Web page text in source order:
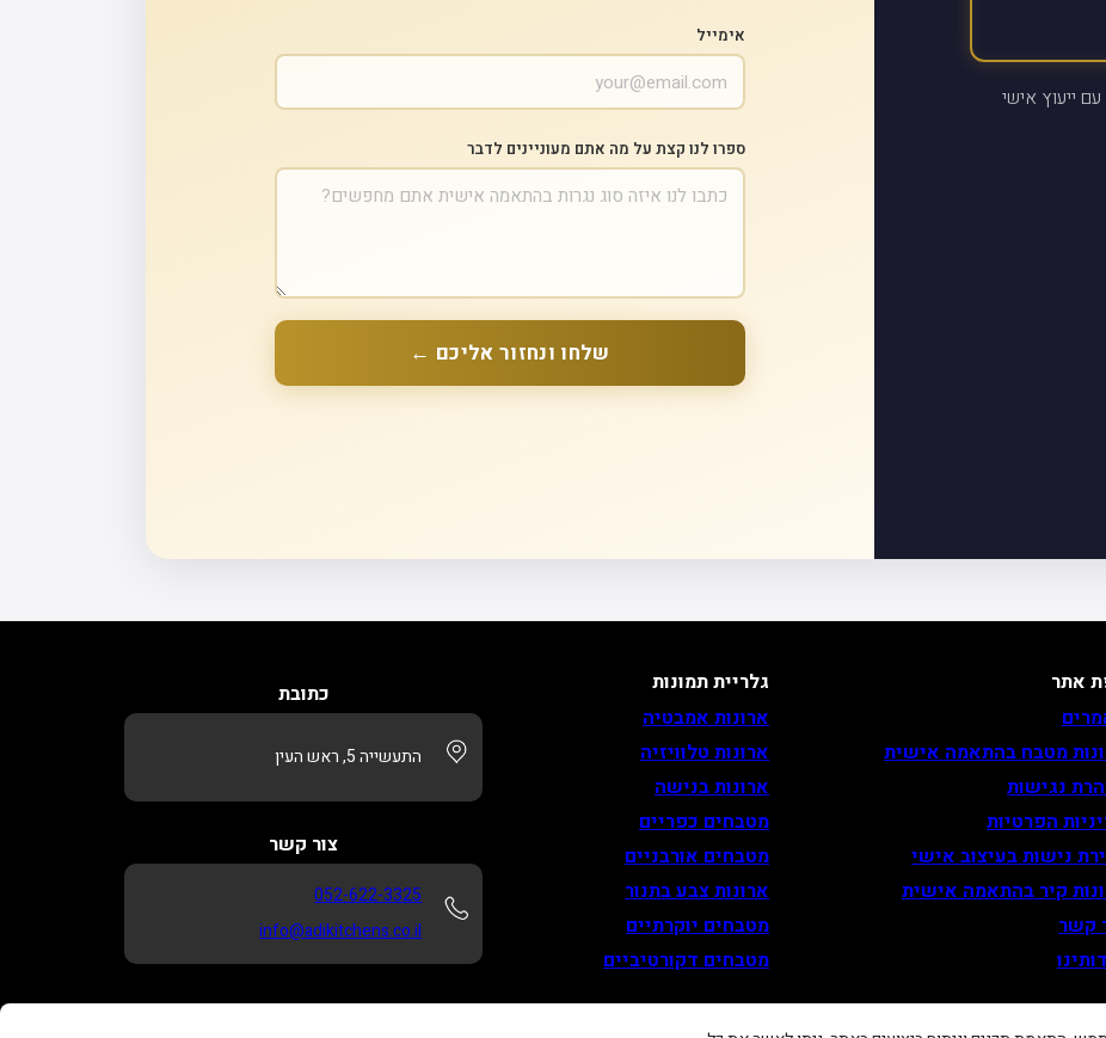
ייעוץ אישי
אימייל
ספרו לנו קצת על מה אתם מעוניינים לדבר
שלחו ונחזור אליכם ←
אתר
מטבח בהתאמה אישית
נגישות
הפרטיות
נישות בעיצוב אישי
קיר בהתאמה אישית
קשר
גלריית תמונות
ארונות אמבטיה
ארונות טלוויזיה
ארונות בנישה
מטבחים כפריים
מטבחים אורבניים
ארונות צבע בתנור
מטבחים יוקרתיים
מטבחים דקורטיביים
כתובת
התעשייה 5, ראש העין
צור קשר
052-622-3325
info@adikitchens.co.il